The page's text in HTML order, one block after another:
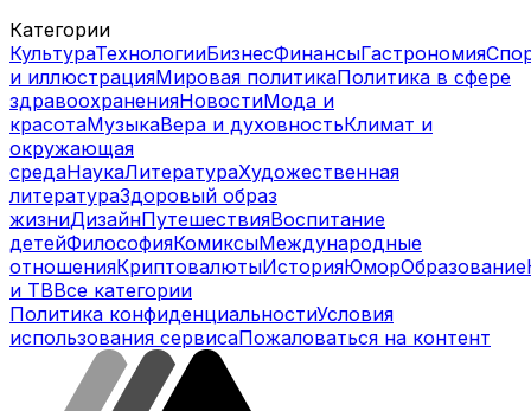
Категории
КультураТехнологииБизнесФинансыГастрономия
и иллюстрацияМировая политикаПолитика в сфере
здравоохраненияНовостиМода и
красотаМузыкаВера и духовностьКлимат и
окружающая
средаНаукаЛитератураХудожественная
литератураЗдоровый образ
жизниДизайнПутешествияВоспитание
детейФилософияКомиксыМеждународные
отношенияКриптовалютыИсторияЮморОбразование
и ТВВсе категории
Политика конфиденциальностиУсловия
использования сервисаПожаловаться на контент